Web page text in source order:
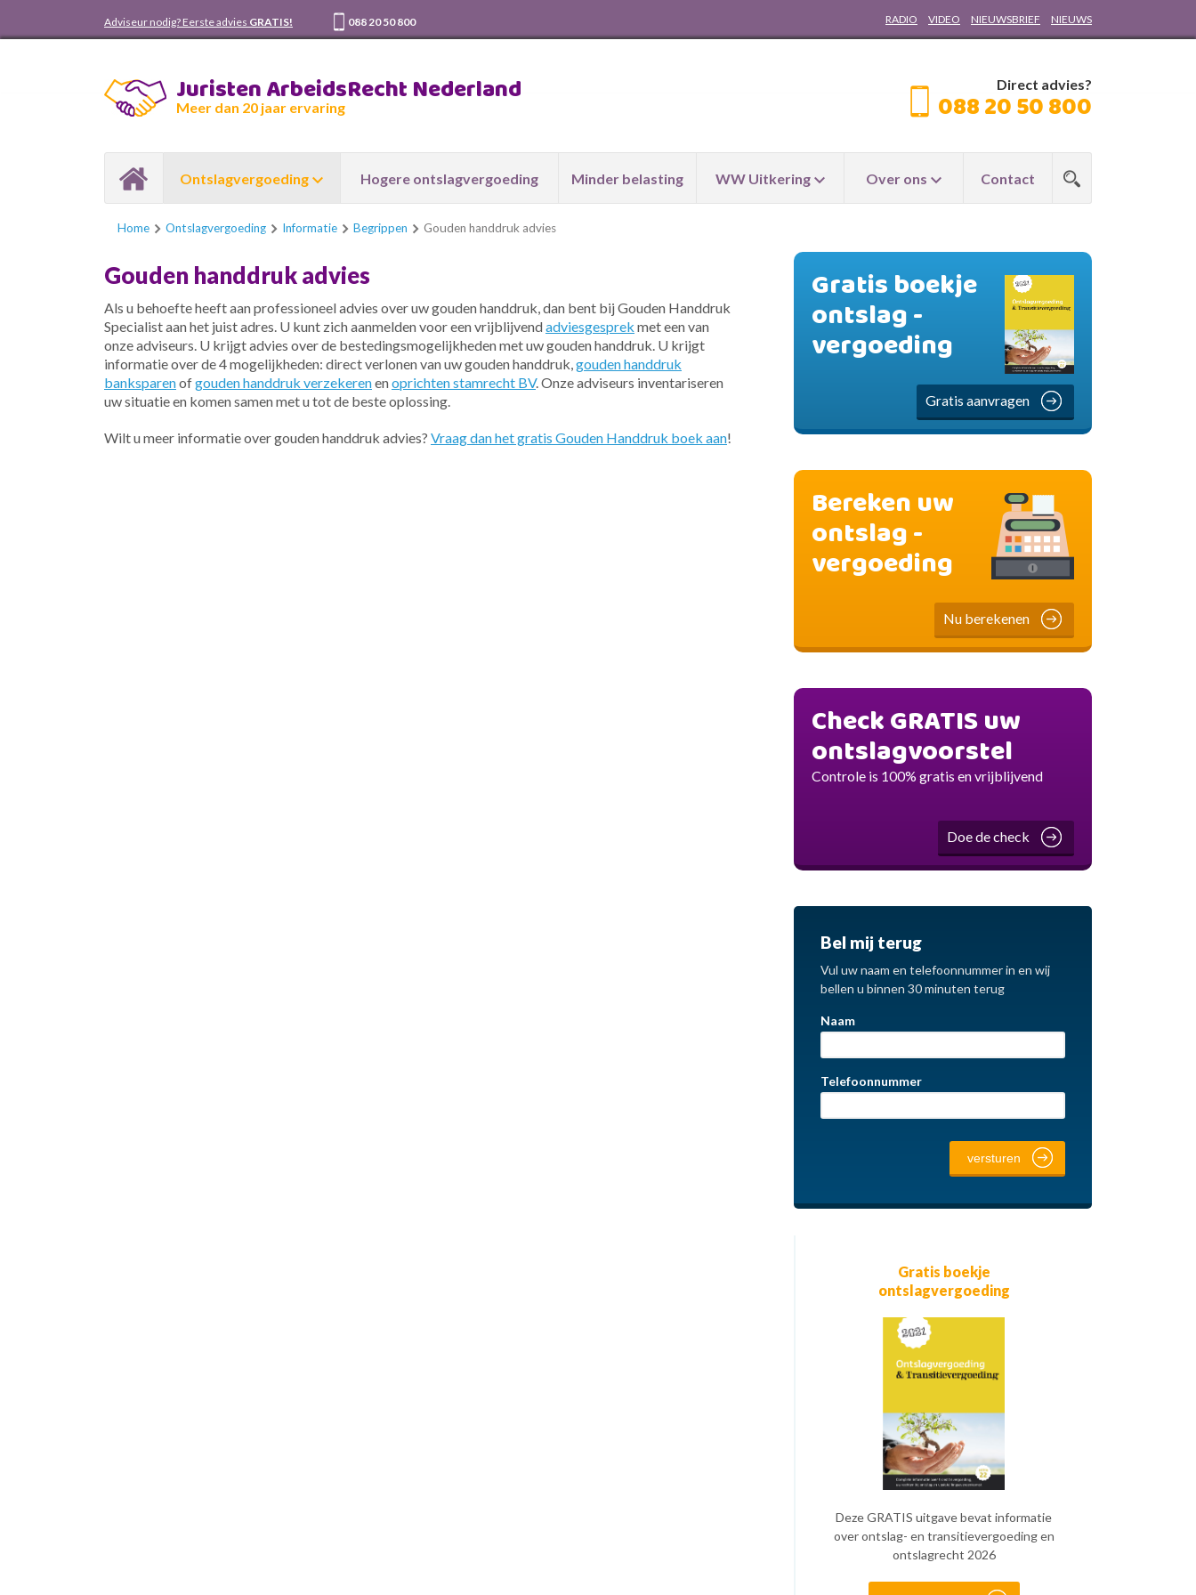
Adviseur nodig? Eerste advies GRATIS! 088 20 50 800 RADIO VIDEO NIEUWSBRIEF NIEUWS
Juristen ArbeidsRecht Nederland
Meer dan 20 jaar ervaring
Direct advies?
088 20 50 800
Ontslagvergoeding Hogere ontslagvergoeding Minder belasting WW Uitkering Over ons Contact
Home Ontslagvergoeding Informatie Begrippen Gouden handdruk advies
Gouden handdruk advies
Als u behoefte heeft aan professioneel advies over uw gouden handdruk, dan bent bij Gouden Handdruk
Specialist aan het juist adres. U kunt zich aanmelden voor een vrijblijvendadviesgesprek met een van
onze adviseurs. U krijgt advies over de bestedingsmogelijkheden met uw gouden handdruk. U krijgt
informatie over de 4 mogelijkheden: direct verlonen van uw gouden handdruk,gouden handdruk
banksparenofgouden handdruk verzekerenenoprichten stamrecht BV. Onze adviseurs inventariseren
uw situatie en komen samen met u tot de beste oplossing.
Wilt u meer informatie over gouden handdruk advies? Vraag dan het gratis Gouden Handdruk boek aan!
Gratis boekje
ontslag -
vergoeding
Gratis aanvragen
Bereken uw
ontslag -
vergoeding
Nu berekenen
Check GRATIS uw
ontslagvoorstel
Controle is 100% gratis en vrijblijvend
Doe de check
Bel mij terug
Vul uw naam en telefoonnummer in en wij
bellen u binnen 30 minuten terug
Naam
Telefoonnummer
Gratis boekje
ontslagvergoeding
Deze GRATIS uitgave bevat informatie
over ontslag- en transitievergoeding en
ontslagrecht 2026